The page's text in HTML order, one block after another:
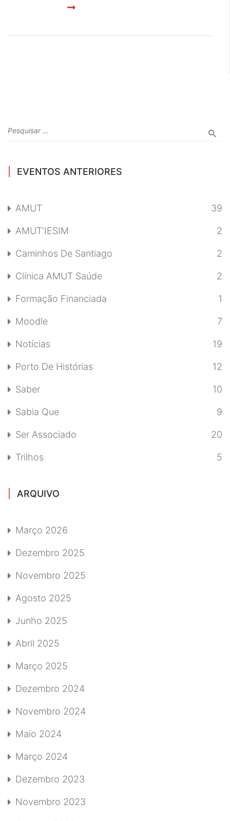
EVENTOS ANTERIORES
AMUT 39
AMUT'IESIM 2
Caminhos De Santiago 2
Clínica AMUT Saúde 2
Formação Financiada 1
Moodle 7
Notícias 19
Porto De Histórias 12
Saber 10
Sabia Que 9
Ser Associado 20
Trilhos 5
ARQUIVO
Março 2026
Dezembro 2025
Novembro 2025
Agosto 2025
Junho 2025
Abril 2025
Março 2025
Dezembro 2024
Novembro 2024
Maio 2024
Março 2024
Dezembro 2023
Novembro 2023